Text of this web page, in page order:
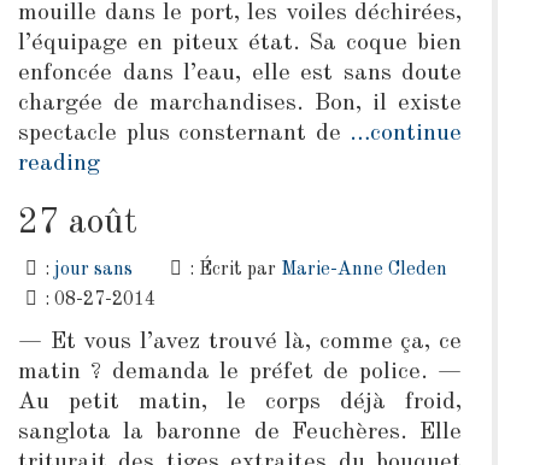
mouille dans le port, les voiles déchirées,
l’équipage en piteux état. Sa coque bien
enfoncée dans l’eau, elle est sans doute
chargée de marchandises. Bon, il existe
spectacle plus consternant de …continue
reading
27 août
:jour sans : Écrit par Marie-Anne Cleden
: 08-27-2014
— Et vous l’avez trouvé là, comme ça, ce
matin ? demanda le préfet de police. —
Au petit matin, le corps déjà froid,
sanglota la baronne de Feuchères. Elle